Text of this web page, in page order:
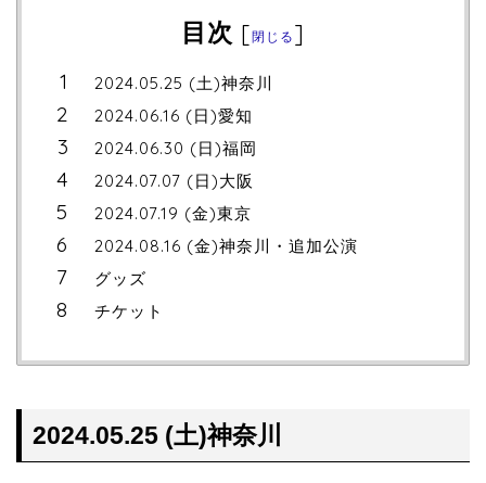
目次 [閉じる ]
2024.05.25 (土)神奈川
2024.06.16 (日)愛知
2024.06.30 (日)福岡
2024.07.07 (日)大阪
2024.07.19 (金)東京
2024.08.16 (金)神奈川・追加公演
グッズ
チケット
2024.05.25 (土)神奈川